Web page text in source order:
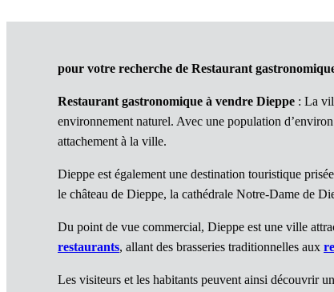
pour votre recherche de Restaurant
Restaurant gastronomique à vendre Dieppe : La
environnement naturel. Avec une population
attachement à la ville.
Dieppe est également une destination touristique
le château de Dieppe, la cathédrale Notre-Dame de
Du point de vue commercial, Dieppe est une ville
restaurants, allant des brasseries traditionnelles aux
Les visiteurs et les habitants peuvent ainsi découvrir